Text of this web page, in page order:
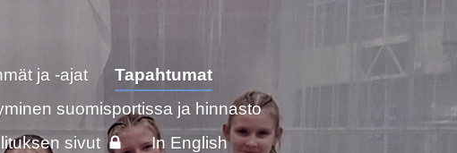
ja -ajat
Tapahtumat
suomisportissa ja hinnasto
sivut In English